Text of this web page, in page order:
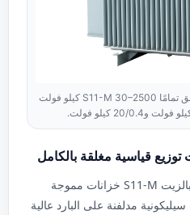
محول توزيع مغمور بالزيت ومغلق تمامًا S11-M 30–2500 كيلو فولت
تستخدم المحولات المغمورة بالزيت S11-M خزانات مموجة
مدلفنة على البارد عالية